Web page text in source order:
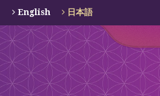
English 日本語